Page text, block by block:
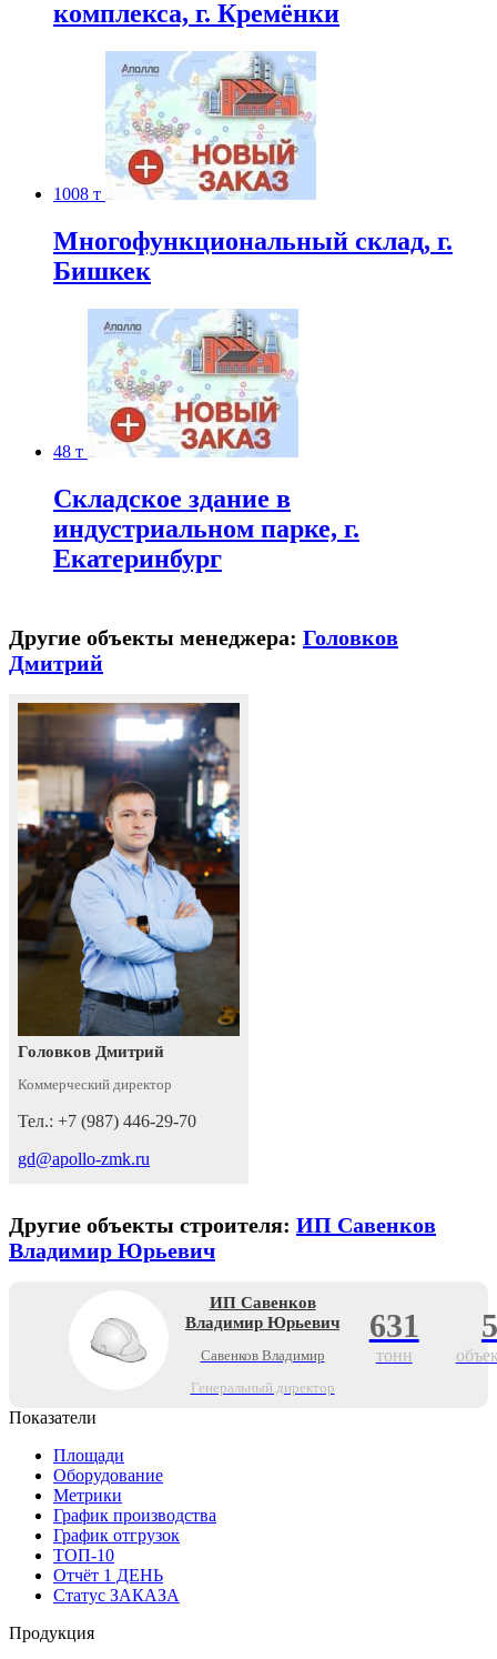
комплекса, г. Кремёнки
1008 т
Многофункциональный склад, г.
Бишкек
48 т
Складское здание в
индустриальном парке, г.
Екатеринбург
Другие объекты менеджера: Головков
Дмитрий
Головков Дмитрий
Коммерческий директор
Тел.: +7 (987) 446-29-70
gd@apollo-zmk.ru
Другие объекты строителя: ИП Савенков
Владимир Юрьевич
ИП Савенков
Владимир Юрьевич
Савенков Владимир
Генеральный директор
631
тонн
Показатели
Площади
Оборудование
Метрики
График производства
График отгрузок
ТОП-10
Отчёт 1 ДЕНЬ
Статус ЗАКАЗА
Продукция